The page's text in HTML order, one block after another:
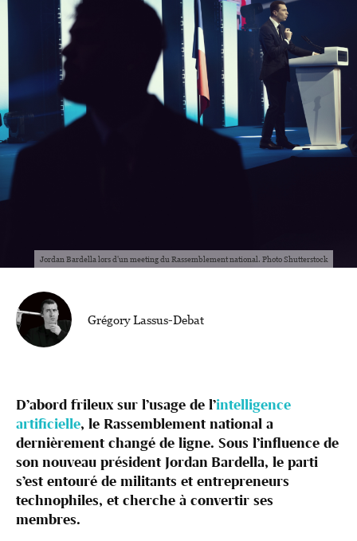
Jordan Bardella lors d'un meeting du Rassemblement national. Photo Shutterstock
Grégory Lassus-Debat
D’abord frileux sur l’usage de l’intelligence
artificielle, le Rassemblement national a
dernièrement changé de ligne. Sous l’influence de
son nouveau président Jordan Bardella, le parti
s’est entouré de militants et entrepreneurs
technophiles, et cherche à convertir ses
membres.